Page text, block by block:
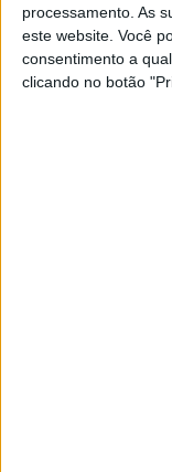
processamento. As
este website. Você
consentimento a
clicando no botão